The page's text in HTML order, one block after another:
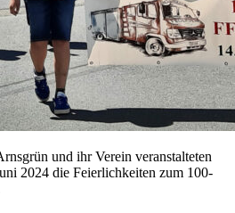
und ihr Verein veranstalteten
2024 die Feierlichkeiten zum 100-